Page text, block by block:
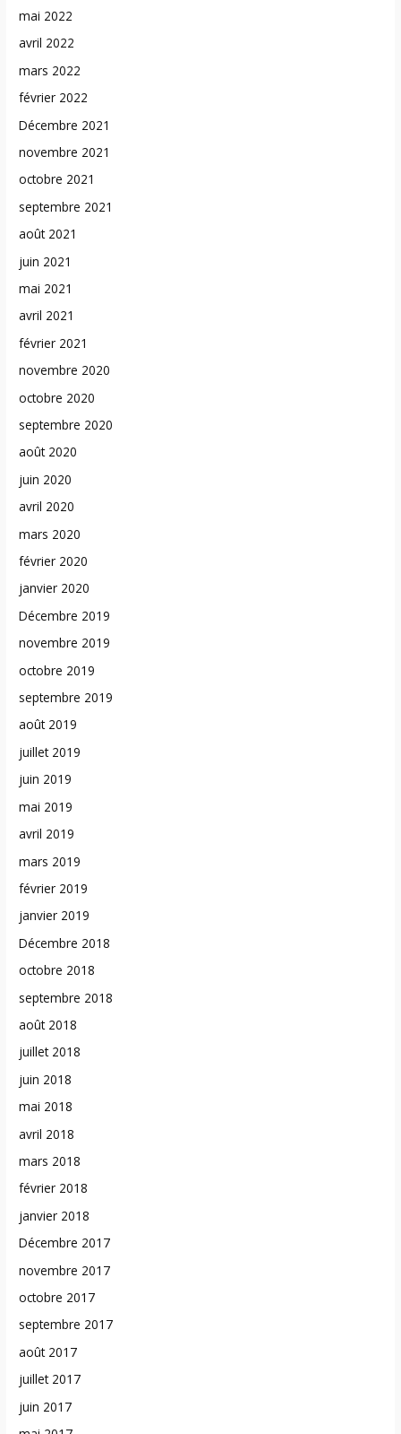
mai 2022
avril 2022
mars 2022
février 2022
Décembre 2021
novembre 2021
octobre 2021
septembre 2021
août 2021
juin 2021
mai 2021
avril 2021
février 2021
novembre 2020
octobre 2020
septembre 2020
août 2020
juin 2020
avril 2020
mars 2020
février 2020
janvier 2020
Décembre 2019
novembre 2019
octobre 2019
septembre 2019
août 2019
juillet 2019
juin 2019
mai 2019
avril 2019
mars 2019
février 2019
janvier 2019
Décembre 2018
octobre 2018
septembre 2018
août 2018
juillet 2018
juin 2018
mai 2018
avril 2018
mars 2018
février 2018
janvier 2018
Décembre 2017
novembre 2017
octobre 2017
septembre 2017
août 2017
juillet 2017
juin 2017